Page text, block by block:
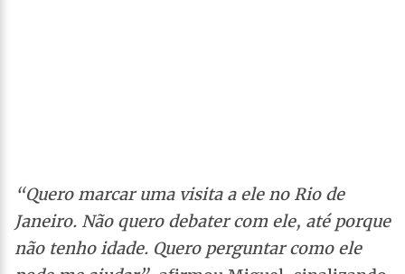
“Quero marcar uma visita a ele no Rio de
Janeiro. Não quero debater com ele, até porque
não tenho idade. Quero perguntar como ele